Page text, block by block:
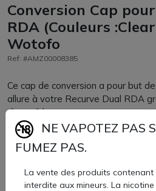
Conversion Cap
RDA (Couleurs
Wotofo
Ref: #AMZ00008385
Ce cap de conversion a pour but
allure à votre Recurve Dual RDA
disponibles.
Dispose de la même conception
retrouve jumelée à un drip-tip vous
11,60 €
NE VAPOTEZ PAS
FUMEZ PAS.
La vente des produits
interdite aux mineurs. La